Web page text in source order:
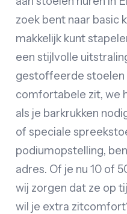
zoek bent naar basic
makkelijk kunt
een stijlvolle
gestoffeerde stoelen
comfortabele zit, we
als je barkrukken
of speciale
podiumopstelling,
adres. Of je nu 10 of
wij zorgen dat ze op
wil je extra